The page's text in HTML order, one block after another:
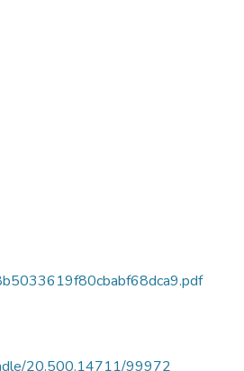
20.500.14711/99972